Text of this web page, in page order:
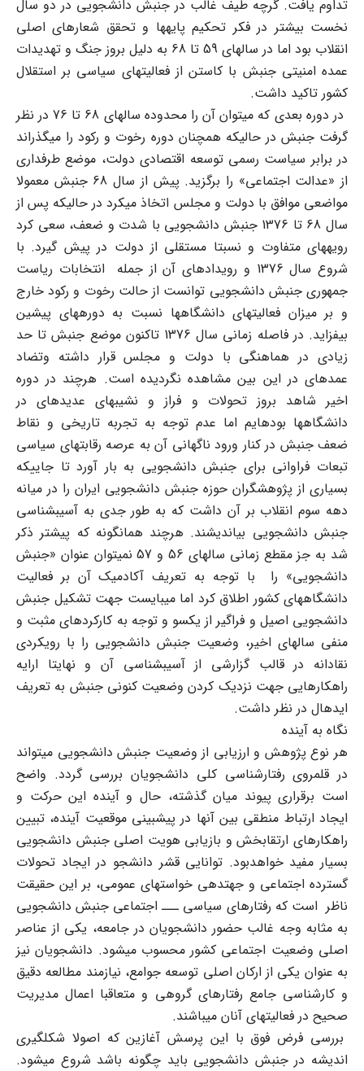
تداوم یافت. گرچه طیف غالب در جنبش دانشجویی در دو سال
نخست بیشتر در فکر تحکیم پایه‏ها و تحقق شعارهای اصلی
انقلاب بود اما در سالهای 59 تا 68 به دلیل بروز جنگ و تهدیدات
عمده امنیتی جنبش با کاستن از فعالیتهای سیاسی بر استقلال
کشور تاکید داشت.
در دوره بعدی که می‏توان آن را محدوده سالهای 68 تا 76 در نظر
گرفت جنبش در حالی‏که همچنان دوره رخوت و رکود را می‏گذراند
در برابر سیاست رسمی توسعه اقتصادی دولت، موضع طرفداری
از «عدالت اجتماعی» را برگزید. پیش از سال 68 جنبش معمولا
مواضعی موافق با دولت و مجلس اتخاذ می‏کرد در حالی‏که پس از
سال 68 تا 1376 جنبش دانشجویی با شدت و ضعف، سعی کرد
رویه‏های متفاوت و نسبتا مستقلی از دولت در پیش گیرد. با
شروع سال 1376 و رویدادهای آن از جمله انتخابات ریاست
جمهوری جنبش دانشجویی توانست از حالت رخوت و رکود خارج
و بر میزان فعالیتهای دانشگاه‏ها نسبت به دوره‏های پیشین
بیفزاید. در فاصله زمانی سال 1376 تاکنون موضع جنبش تا حد
زیادی در هماهنگی با دولت و مجلس قرار داشته وتضاد
عمده‏ای در این بین مشاهده نگردیده است. هرچند در دوره
اخیر شاهد بروز تحولات و فراز و نشیبهای عدیده‏ای در
دانشگاه‏ها بوده‏ایم اما عدم توجه به تجربه تاریخی و نقاط
ضعف جنبش در کنار ورود ناگهانی آن به عرصه رقابتهای سیاسی
تبعات فراوانی برای جنبش دانشجویی به بار آورد تا جایی‏که
بسیاری از پژوهشگران حوزه جنبش دانشجویی ایران را در میانه
دهه سوم انقلاب بر آن داشت که به طور جدی به آسیب‏شناسی
جنبش دانشجویی بیاندیشند. هرچند همان‎گونه که پیشتر ذکر
شد به جز مقطع زمانی سالهای 56 و 57 نمی‏توان عنوان «جنبش
دانشجویی» را با توجه به تعریف آکادمیک آن بر فعالیت
دانشگاه‏های کشور اطلاق کرد اما می‏بایست جهت تشکیل جنبش
دانشجویی اصیل و فراگیر از یک‏سو و توجه به کارکردهای مثبت و
منفی سالهای اخیر، وضعیت جنبش دانشجویی را با رویکردی
نقادانه در قالب گزارشی از آسیب‏شناسی آن و نهایتا ارایه
راهکارهایی جهت نزدیک کردن وضعیت کنونی جنبش به تعریف
ایده‎ال در نظر داشت.
نگاه به آینده
هر نوع پژوهش و ارزیابی از وضعیت جنبش دانشجویی می‏تواند
در قلمروی رفتارشناسی کلی دانشجویان بررسی گردد. واضح
است برقراری پیوند میان گذشته، حال و آینده این حرکت و
ایجاد ارتباط منطقی بین آنها در پیش‏بینی موقعیت آینده، تبیین
راهکارهای ارتقابخش و بازیابی هویت اصلی جنبش دانشجویی
بسیار مفید خواهدبود. توانایی قشر دانشجو در ایجاد تحولات
گسترده اجتماعی و جهت‏دهی خواستهای عمومی، بر این حقیقت
ناظر است که رفتارهای سیاسی ـــ اجتماعی جنبش دانشجویی
به مثابه وجه غالب حضور دانشجویان در جامعه، یکی از عناصر
اصلی وضعیت اجتماعی کشور محسوب می‏شود. دانشجویان نیز
به عنوان یکی از ارکان اصلی توسعه جوامع، نیازمند مطالعه دقیق
و کارشناسی جامع رفتارهای گروهی و متعاقبا اعمال مدیریت
صحیح در فعالیتهای آنان ‏می‏باشند.
بررسی فرض فوق با این پرسش آغازین که اصولا شکل‏گیری
اندیشه در جنبش دانشجویی باید چگونه باشد شروع می‏شود.